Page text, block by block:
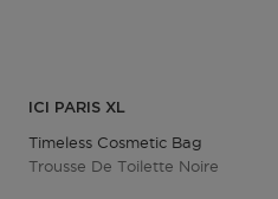
ICI PARIS XL
Timeless Cosmetic Bag
Trousse De Toilette Noire